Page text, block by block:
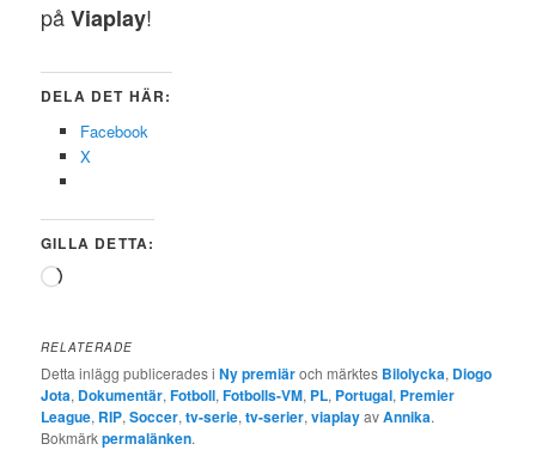
påViaplay!
DELA DET HÄR:
Facebook
X
GILLA DETTA:
Laddar
RELATERADE
Detta inlägg publicerades iNy premiäroch märktes Bilolycka, Diogo
Jota, Dokumentär,Fotboll,Fotbolls-VM, PL, Portugal, Premier
League, RIP,Soccer,tv-serie,tv-serier,viaplayavAnnika.
Bokmärkpermalänken.